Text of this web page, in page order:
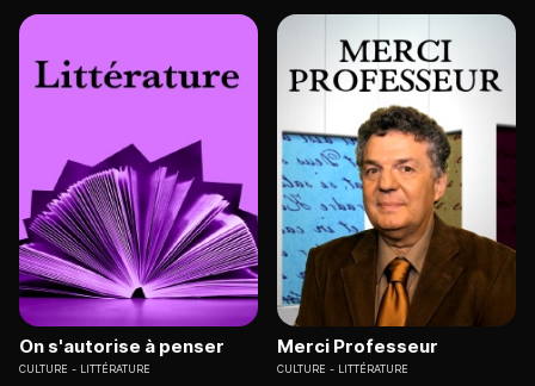
On s'autorise à penser
CULTURE LITTÉRATURE
Merci Professeur
CULTURE LITTÉRATURE